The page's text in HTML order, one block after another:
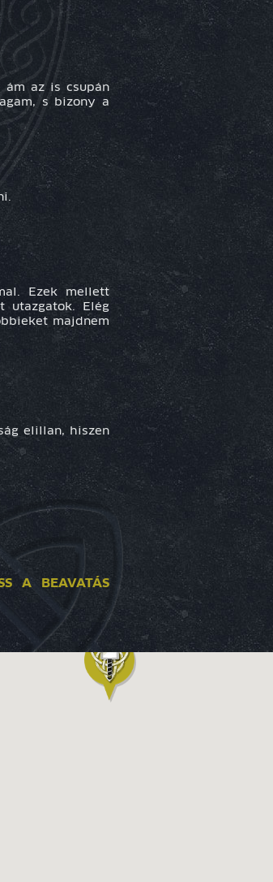
az is csupán
s bizony a
Ezek mellett
utazgatok. Elég
majdnem
elillan, hiszen
A BEAVATÁS